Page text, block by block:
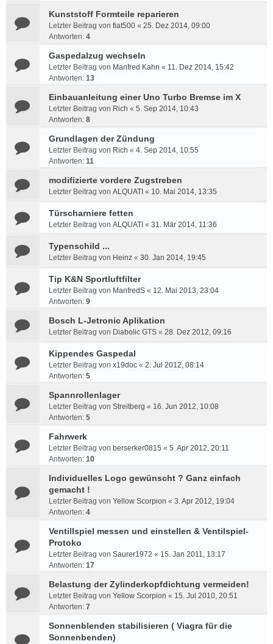
Kunststoff Formteile reparieren
Letzter Beitrag von fiat500 « 25. Dez 2014, 09:00
Antworten: 4
Gaspedalzug wechseln
Letzter Beitrag von Manfred Kahn « 11. Dez 2014, 15:42
Antworten: 13
Einbauanleitung einer Uno Turbo Bremse im X
Letzter Beitrag von Rich « 5. Sep 2014, 10:43
Antworten: 8
Grundlagen der Zündung
Letzter Beitrag von Rich « 4. Sep 2014, 10:55
Antworten: 11
modifizierte vordere Zugstreben
Letzter Beitrag von ALQUATI « 10. Mai 2014, 13:35
Türscharniere fetten
Letzter Beitrag von ALQUATI « 31. Mär 2014, 11:36
Typenschild ...
Letzter Beitrag von Heinz « 30. Jan 2014, 19:45
Tip K&N Sportluftfilter
Letzter Beitrag von ManfredS « 12. Mai 2013, 23:04
Antworten: 9
Bosch L-Jetronic Aplikation
Letzter Beitrag von Diabolic GTS « 28. Dez 2012, 09:16
Kippendes Gaspedal
Letzter Beitrag von x19doc « 2. Jul 2012, 08:14
Antworten: 5
Spannrollenlager
Letzter Beitrag von Streitberg « 16. Jun 2012, 10:08
Antworten: 5
Fahrwerk
Letzter Beitrag von berserker0815 « 5. Apr 2012, 20:11
Antworten: 10
Individuelles Logo gewünscht ? Ganz einfach
gemacht !
Letzter Beitrag von Yellow Scorpion « 3. Apr 2012, 19:04
Antworten: 4
Ventillspiel messen und einstellen & Ventilspiel-
Protoko
Letzter Beitrag von Saurer1972 « 15. Jan 2011, 13:17
Antworten: 17
Belastung der Zylinderkopfdichtung vermeiden!
Letzter Beitrag von Yellow Scorpion « 15. Jul 2010, 20:51
Antworten: 7
Sonnenblenden stabilisieren ( Viagra für die
Sonnenbenden)